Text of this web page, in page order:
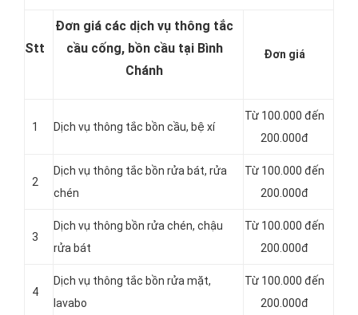
Stt
Đơn giá các dịch vụ thông tắc
cầu cống, bồn cầu tại Bình
Chánh
Đơn giá
1 Dịch vụ thông tắc bồn cầu, bệ xí
Từ 100.000 đến
200.000đ
2
Dịch vụ thông tắc bồn rửa bát, rửa
chén
Từ 100.000 đến
200.000đ
3
Dịch vụ thông bồn rửa chén, chậu
rửa bát
Từ 100.000 đến
200.000đ
4
Dịch vụ thông tắc bồn rửa mặt,
lavabo
Từ 100.000 đến
200.000đ